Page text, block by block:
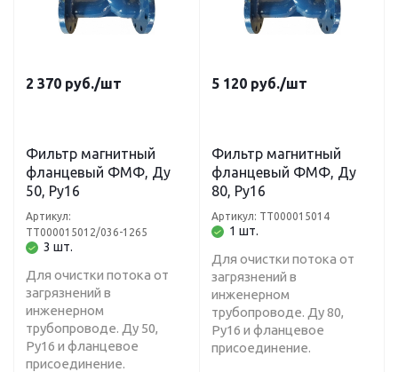
2 370 руб./шт
Фильтр магнитный
фланцевый ФМФ, Ду
50, Ру16
3 шт.
Артикул:
ТТ000015012/036-1265
Для очистки потока от
загрязнений в
инженерном
трубопроводе. Ду 50,
Ру16 и фланцевое
присоединение.
5 120 руб./шт
Фильтр магнитный
фланцевый ФМФ, Ду
80, Ру16
1 шт.
Артикул: ТТ000015014
Для очистки потока от
загрязнений в
инженерном
трубопроводе. Ду 80,
Ру16 и фланцевое
присоединение.